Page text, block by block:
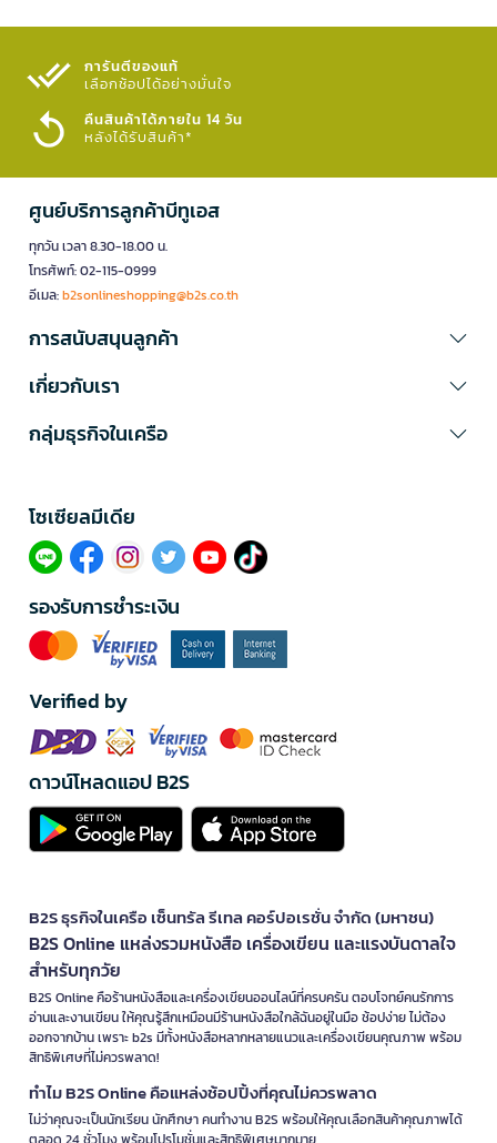
การันตีของแท้
เลือกช้อปได้อย่างมั่นใจ​
คืนสินค้าได้ภายใน 14 วัน
หลังได้รับสินค้า*
ศูนย์บริการลูกค้าบีทูเอส
ทุกวัน เวลา 8.30-18.00 น.
โทรศัพท์: 02-115-0999
อีเมล:b2sonlineshopping@b2s.co.th
การสนับสนุนลูกค้า
เกี่ยวกับเรา
กลุ่มธุรกิจในเครือ
โซเซียลมีเดีย​
รองรับการชำระเงิน
Verified by
ดาวน์โหลดแอป B2S
B2S ธุรกิจในเครือ เซ็นทรัล รีเทล คอร์ปอเรชั่น จำกัด (มหาชน)
B2S Online แหล่งรวมหนังสือ เครื่องเขียน และแรงบันดาลใจ
สำหรับทุกวัย
B2S Online คือร้านหนังสือและเครื่องเขียนออนไลน์ที่ครบครัน ตอบโจทย์คนรักการ
อ่านและงานเขียน ให้คุณรู้สึกเหมือนมีร้านหนังสือใกล้ฉันอยู่ในมือ ช้อปง่าย ไม่ต้อง
ออกจากบ้าน เพราะ b2s มีทั้งหนังสือหลากหลายแนวและเครื่องเขียนคุณภาพ พร้อม
สิทธิพิเศษที่ไม่ควรพลาด!
ทำไม B2S Online คือแหล่งช้อปปิ้งที่คุณไม่ควรพลาด
ไม่ว่าคุณจะเป็นนักเรียน นักศึกษา คนทำงาน B2S พร้อมให้คุณเลือกสินค้าคุณภาพได้